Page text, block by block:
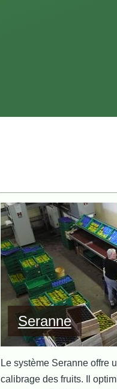
Image
Seranne
Le système Seranne offre
calibrage des fruits. Il